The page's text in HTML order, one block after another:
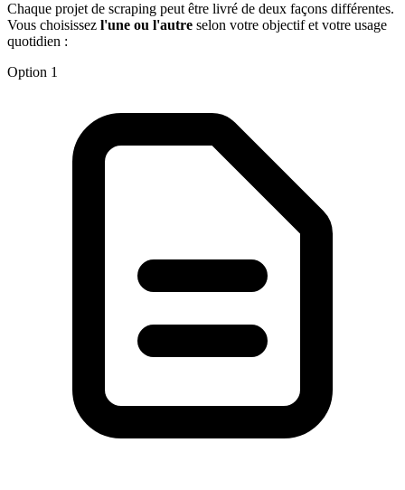
Chaque projet de scraping peut être livré de deux façons différentes.
Vous choisissez l'une ou l'autre selon votre objectif et votre usage
quotidien :
Option 1